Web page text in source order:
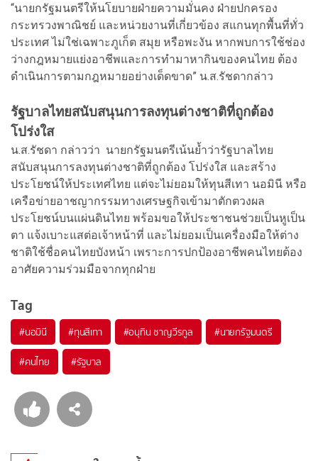
“นายกรัฐมนตรีให้นโยบายฝ่ายความมั่นคง ฝ่ายปกครอง
กระทรวงพาณิชย์ และหน่วยงานที่เกี่ยวข้อง สแกนทุกพื้นที่ทั่ว
ประเทศ ไม่ใช่เฉพาะภูเก็ต สมุย หรือพะงัน หากพบการใช้ช่อง
ว่างกฎหมายแย่งอาชีพและการทำมาหากินของคนไทย ต้อง
ดำเนินการตามกฎหมายอย่างเด็ดขาด” น.ส.รัชดากล่าว
รัฐบาลไทยสนับสนุนการลงทุนต่างชาติที่ถูกต้อง
โปร่งใส
น.ส.รัชดา กล่าวว่า นายกรัฐมนตรีเน้นย้ำว่ารัฐบาลไทย
สนับสนุนการลงทุนต่างชาติที่ถูกต้อง โปร่งใส และสร้าง
ประโยชน์ให้ประเทศไทย แต่จะไม่ยอมให้ทุนสีเทา นอมินี หรือ
เครือข่ายอาชญากรรมทางเศรษฐกิจเข้ามาตักตวงผล
ประโยชน์บนแผ่นดินไทย พร้อมขอให้ประชาชนช่วยเป็นหูเป็น
ตา แจ้งเบาะแสต่อเจ้าหน้าที่ และไม่ยอมเป็นเครื่องมือให้ต่าง
ชาติใช้ชื่อคนไทยบังหน้า เพราะการปกป้องอาชีพคนไทยต้อง
อาศัยความร่วมมือจากทุกฝ่าย
Tag
#นอมินี #ทุนสีเทา #อนุทิน ชาญวีรกูล #นายกรัฐมนตรี
#คนไทย #รัฐบาล